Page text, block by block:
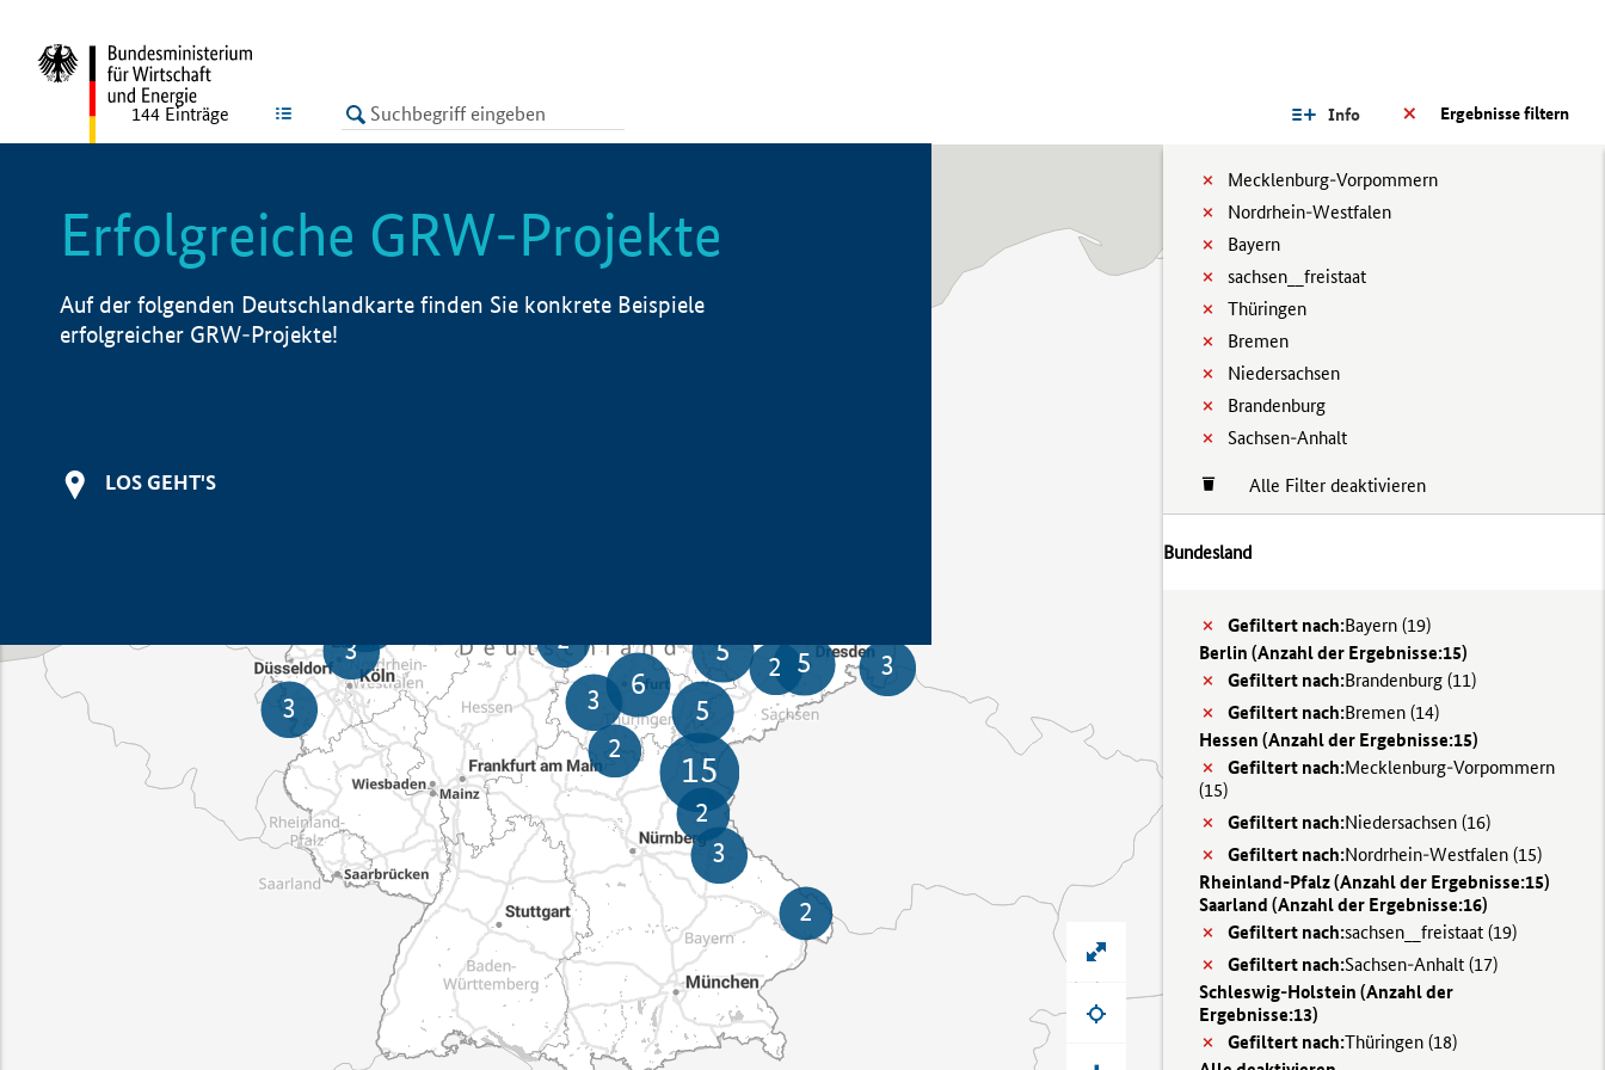
LISTE Ergebnisse filtern
Info
Mecklenburg-Vorpommern
Nordrhein-Westfalen
Bayern
sachsen__freistaat
Thüringen
Bremen
Niedersachsen
Brandenburg
Sachsen-Anhalt
Alle Filter deaktivieren
Bundesland
Gefiltert nach:Bayern (19)
Berlin (Anzahl der Ergebnisse:15)
Gefiltert nach:Brandenburg (11)
Gefiltert nach:Bremen (14)
Hessen (Anzahl der Ergebnisse:15)
Gefiltert nach:Mecklenburg-Vorpommern
(15)
Gefiltert nach:Niedersachsen (16)
Gefiltert nach:Nordrhein-Westfalen (15)
Rheinland-Pfalz (Anzahl der Ergebnisse:15)
Saarland (Anzahl der Ergebnisse:16)
Gefiltert nach:sachsen__freistaat (19)
Gefiltert nach:Sachsen-Anhalt (17)
Schleswig-Holstein (Anzahl der
Ergebnisse:13)
Gefiltert nach:Thüringen (18)
144 Einträge
Erfolgreiche GRW-Projekte
Auf der folgenden Deutschlandkarte finden Sie konkrete Beispiele
erfolgreicher GRW-Projekte!
LOS GEHT'S